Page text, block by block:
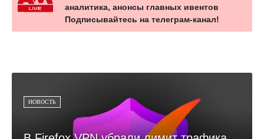
аналитика, анонсы главных ивентов
Подписывайтесь на телеграм-канал!
НОВОСТЬ